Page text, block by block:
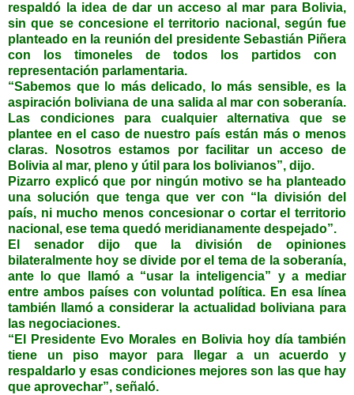
respaldó la idea de dar un acceso al mar para Bolivia,
sin que se concesione el territorio nacional, según fue
planteado en la reunión del presidenteSebastián Piñera
con los timoneles de todos los partidos con
representación parlamentaria.
“Sabemos que lo más delicado, lo más sensible, es la
aspiración boliviana de una salida al mar con soberanía.
Las condiciones para cualquier alternativa que se
plantee en el caso de nuestro país están más o menos
claras. Nosotros estamos por facilitar un acceso de
Bolivia al mar, pleno y útil para los bolivianos”, dijo.
Pizarro explicó que por ningún motivo se ha planteado
una solución que tenga que ver con “la división del
país, ni mucho menos concesionar o cortar el territorio
nacional, ese tema quedó meridianamente despejado”.
El senador dijo que la división de opiniones
bilateralmente hoy se divide por el tema de la soberanía,
ante lo que llamó a “usar la inteligencia” y a mediar
entre ambos países con voluntad política. En esa línea
también llamó a considerar la actualidad boliviana para
las negociaciones.
“El Presidente Evo Morales en Bolivia hoy día también
tiene un piso mayor para llegar a un acuerdo y
respaldarlo y esas condiciones mejores son las que hay
que aprovechar”, señaló.